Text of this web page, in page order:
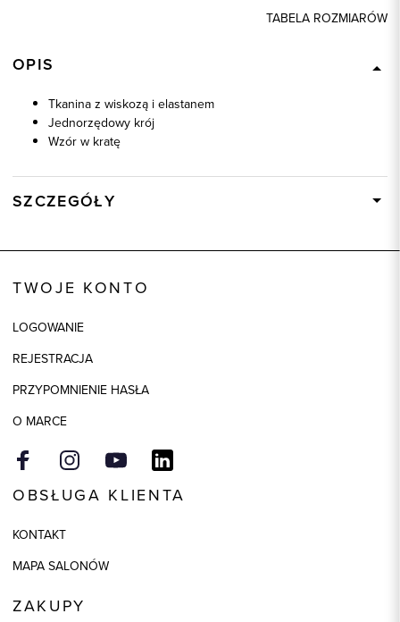
TABELA ROZMIARÓW
OPIS
Tkanina z wiskozą i elastanem
Jednorzędowy krój
Wzór w kratę
SZCZEGÓŁY
Skład tkaniny
TWOJE KONTO
LOGOWANIE
REJESTRACJA
PRZYPOMNIENIE HASŁA
O MARCE
OBSŁUGA KLIENTA
KONTAKT
MAPA SALONÓW
ZAKUPY